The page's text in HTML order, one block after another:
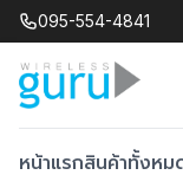
095-554-4841
หน้าแรกสินค้าทั้งหม